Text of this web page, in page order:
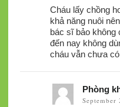
Cháu lấy chồng
khả năng nuôi
bác sĩ bảo không
đến nay không
cháu vẫn chưa
Phòng
September